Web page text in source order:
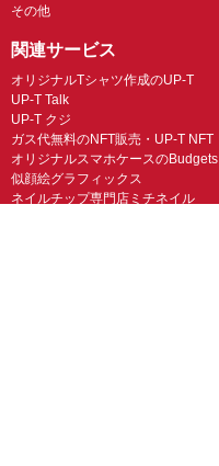
その他
関連サービス
オリジナルTシャツ作成のUP-T
UP-T Talk
UP-T クジ
ガス代無料のNFT販売・UP-T NFT
オリジナルスマホケースのBudgets
似顔絵グラフィックス
ネイルチップ専門店ミチネイル